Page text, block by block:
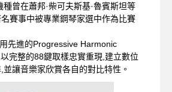
曾在蕭邦·柴可夫斯基·魯賓斯坦等
賽事中被專業鋼琴家選中作為比賽
先進的Progressive Harmonic
完整的88鍵取樣忠實重現,建立數位
讓音樂家欣賞各自的對比特性。